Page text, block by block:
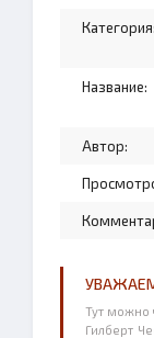
Категория:
Название:
Автор:
Тут можно
Гилберт